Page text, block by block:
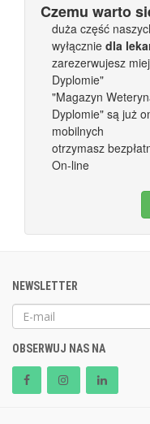
Czemu warto
duża część
wyłącznie dla
zarezerwujesz
Dyplomie"
"Magazyn
Dyplomie" są już
mobilnych
otrzymasz
On-line
NEWSLETTER
OBSERWUJ NAS NA